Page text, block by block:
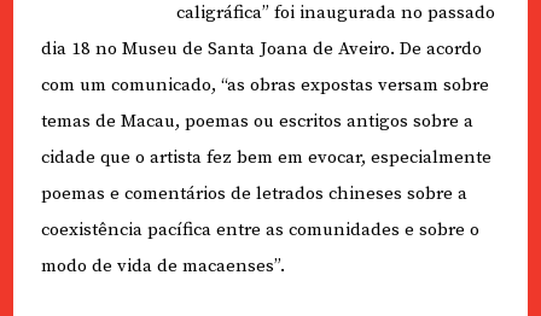
caligráfica” foi inaugurada no passado
dia 18 no Museu de Santa Joana de Aveiro. De acordo
com um comunicado, “as obras expostas versam sobre
temas de Macau, poemas ou escritos antigos sobre a
cidade que o artista fez bem em evocar, especialmente
poemas e comentários de letrados chineses sobre a
coexistência pacífica entre as comunidades e sobre o
modo de vida de macaenses”.